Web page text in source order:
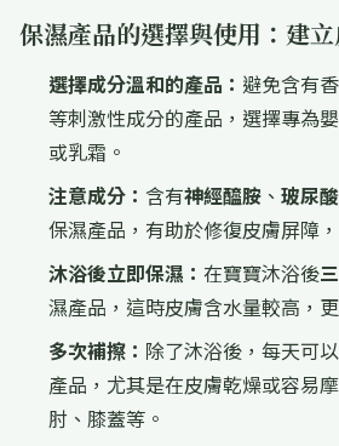
保濕產品的選擇與使用：建
選擇成分溫和的產品： 避免含有
等刺激性成分的產品，選擇專為
或乳霜。
注意成分： 含有神經醯胺 、 玻尿酸
保濕產品，有助於修復皮膚屏障
沐浴後立即保濕： 在寶寶沐浴後
濕產品，這時皮膚含水量較高，
多次補擦： 除了沐浴後，每天可
產品，尤其是在皮膚乾燥或容易
肘、膝蓋等。